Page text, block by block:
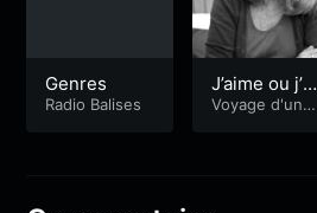
Genres
Radio Balises
J’aime ou j’ai
me pas
Voyage d'une